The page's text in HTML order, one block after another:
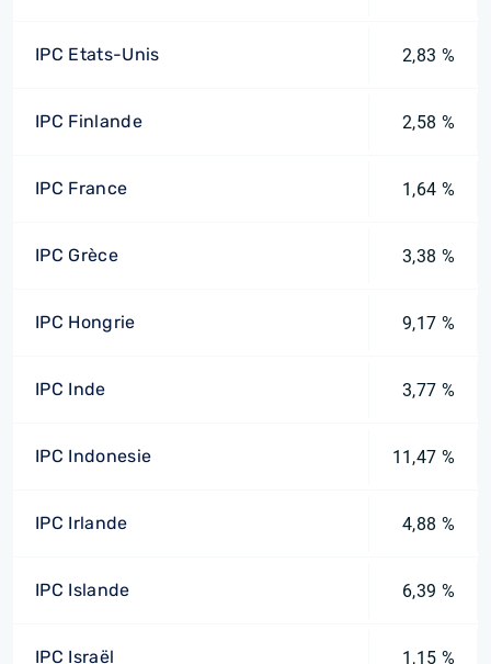
IPC Etats-Unis 2,83 %
IPC Finlande 2,58 %
IPC France 1,64 %
IPC Grèce 3,38 %
IPC Hongrie 9,17 %
IPC Inde 3,77 %
IPC Indonesie 11,47 %
IPC Irlande 4,88 %
IPC Islande 6,39 %
IPC Israël 1,15 %